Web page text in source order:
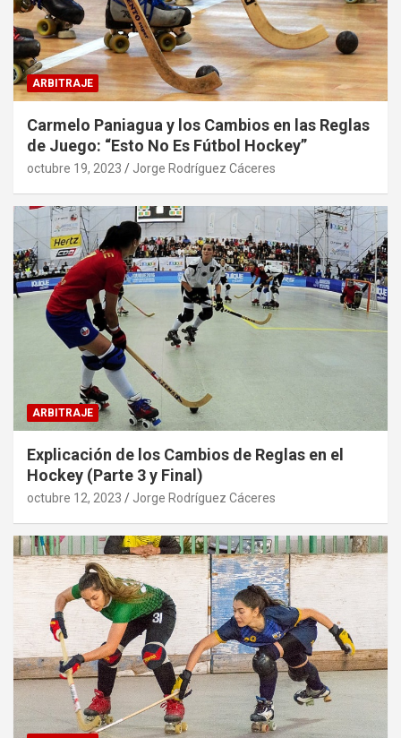
ARBITRAJE
Carmelo Paniagua y los Cambios en las Reglas
de Juego: “Esto No Es Fútbol Hockey”
octubre 19, 2023 Jorge Rodríguez Cáceres
ARBITRAJE
Explicación de los Cambios de Reglas en el
Hockey (Parte 3 y Final)
octubre 12, 2023 Jorge Rodríguez Cáceres